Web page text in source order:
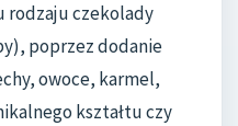
rodzaju czekolady
poprzez dodanie
owoce, karmel,
kształtu czy